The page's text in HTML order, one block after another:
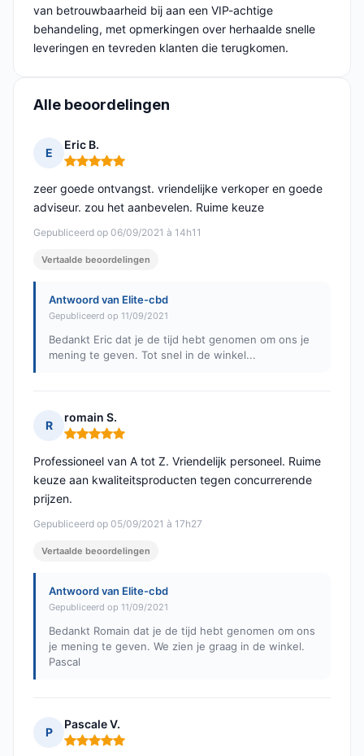
van betrouwbaarheid bij aan een VIP-achtige
behandeling, met opmerkingen over herhaalde snelle
leveringen en tevreden klanten die terugkomen.
Alle beoordelingen
E
Eric B.
Opmerking: 5 van 5
Gepubliceerd op 06/09/2021 à 14h11
zeer goede ontvangst. vriendelijke verkoper en goede
adviseur. zou het aanbevelen. Ruime keuze
Vertaalde beoordelingen
Antwoord van Elite-cbd
Gepubliceerd op 11/09/2021
Bedankt Eric dat je de tijd hebt genomen om ons je
mening te geven. Tot snel in de winkel...
R
romain S.
Opmerking: 5 van 5
Gepubliceerd op 05/09/2021 à 17h27
Professioneel van A tot Z. Vriendelijk personeel. Ruime
keuze aan kwaliteitsproducten tegen concurrerende
prijzen.
Vertaalde beoordelingen
Antwoord van Elite-cbd
Gepubliceerd op 11/09/2021
Bedankt Romain dat je de tijd hebt genomen om ons
je mening te geven. We zien je graag in de winkel.
Pascal
P
Pascale V.
Opmerking: 5 van 5